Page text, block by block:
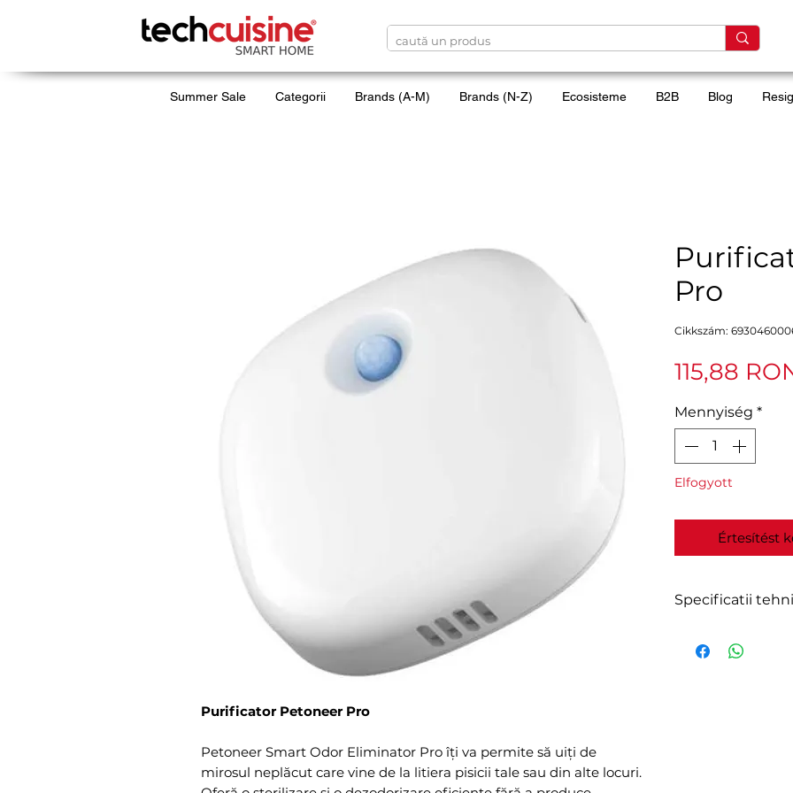
Summer Sale Categorii Brands (A-M) Brands (N-Z) Ecosisteme B2B Blog
Purificator Petoneer Pro
Petoneer Smart Odor Eliminator Pro îți va permite să uiți de
mirosul neplăcut care vine de la litiera pisicii tale sau din alte locuri.
Pro
Cikkszám:
115,88
Mennyiség *
Elfogyott
Értesítést
Specificatii
Name : Smart